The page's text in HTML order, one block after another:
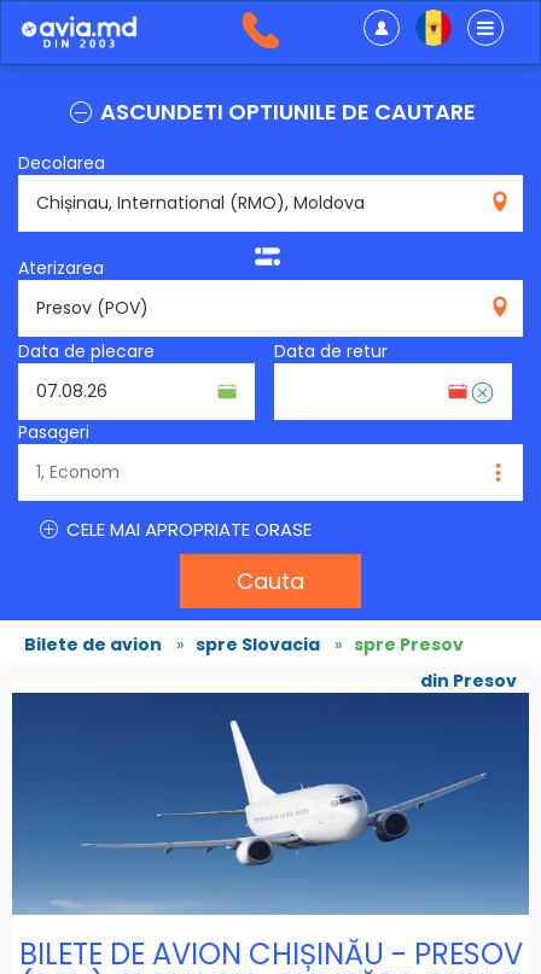
ASCUNDETI OPTIUNILE DE CAUTARE
Decolarea
Aterizarea
Data de plecare
Data de retur
Pasageri
CELE MAI APROPRIATE ORASE
Cauta
Bilete de avion » spre Slovacia » spre Presov
din Presov
BILETE DE AVION CHIȘINĂU - PRESOV